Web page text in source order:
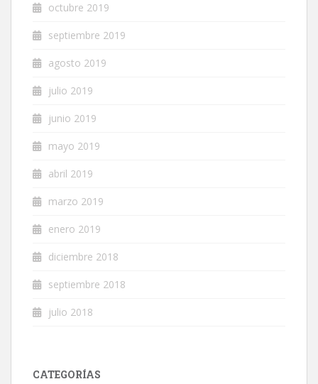
octubre 2019
septiembre 2019
agosto 2019
julio 2019
junio 2019
mayo 2019
abril 2019
marzo 2019
enero 2019
diciembre 2018
septiembre 2018
julio 2018
CATEGORÍAS